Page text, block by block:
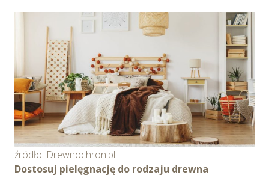
źródło: Drewnochron.pl
Dostosuj pielęgnację do rodzaju drewna